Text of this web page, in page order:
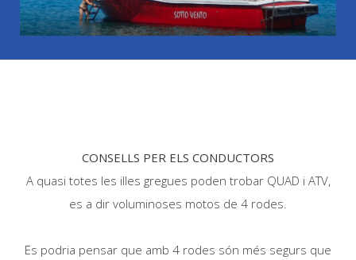
RESERVAR
CONSELLS PER ELS CONDUCTORS
A quasi totes les illes gregues poden trobar QUAD i ATV,
es a dir voluminoses motos de 4 rodes.
Es podria pensar que amb 4 rodes són més segurs que